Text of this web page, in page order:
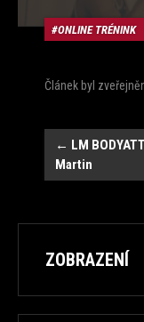
ONLINE TRÉNINK
Článek byl
Navigace
← LM
Martin
ZOBRAZENÍ